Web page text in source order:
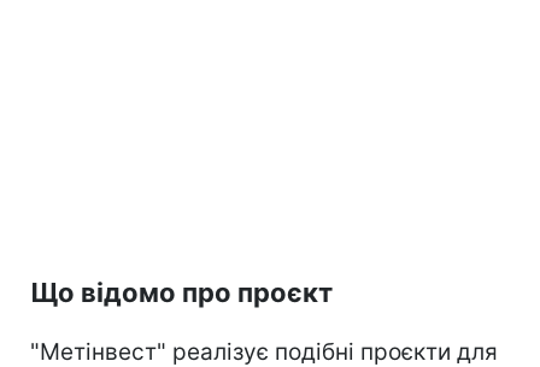
Що відомо про проєкт
"Метінвест" реалізує подібні проєкти для